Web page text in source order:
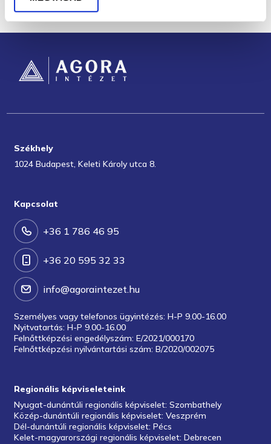
Székhely
1024 Budapest, Keleti Károly utca 8.
Kapcsolat
+36 1 786 46 95
+36 20 595 32 33
info@agoraintezet.hu
Személyes vagy telefonos ügyintézés: H-P 9.00-16.00
Nyitvatartás: H-P 9.00-16.00
Felnőttképzési engedélyszám: E/2021/000170
Felnőttképzési nyilvántartási szám: B/2020/002075
Regionális képviseleteink
Nyugat-dunántúli regionális képviselet: Szombathely
Közép-dunántúli regionális képviselet: Veszprém
Dél-dunántúli regionális képviselet: Pécs
Kelet-magyarországi regionális képviselet: Debrecen